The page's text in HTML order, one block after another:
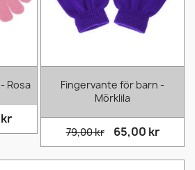
Rosa
Fingervante för barn -
Mörklila
79,00 kr 65,00 kr